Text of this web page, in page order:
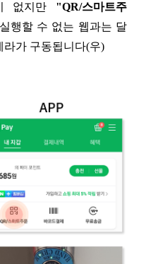
없지만 "QR/스마트주
행할 수 없는 웹과는 달
라가 구동됩니다(우)